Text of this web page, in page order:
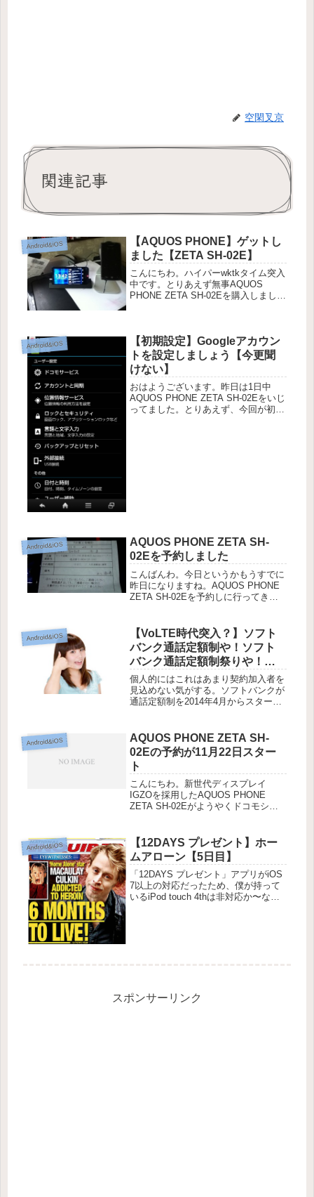
空閑叉京
関連記事
Android&iOS
【AQUOS PHONE】ゲットし
ました【ZETA SH-02E】
こんにちわ。ハイパーwktkタイム突入
中です。とりあえず無事AQUOS
PHONE ZETA SH-02Eを購入しまし
忘れずに応募しましょ...
Android&iOS
【初期設定】Googleアカウン
トを設定しましょう【今更聞
けない】
おはようございます。昨日は1日中
AQUOS PHONE ZETA SH-02Eをいじ
ってました。とりあえず、今回が初ス
Android&iOS
AQUOS PHONE ZETA SH-
02Eを予約しました
こんばんわ。今日というかもうすでに
昨日になりますね。AQUOS PHONE
ZETA SH-02Eを予約しに行ってきま
温度差を肌で感じました。2chなんか
ではすでに11月上...
Android&iOS
【VoLTE時代突入？】ソフト
バンク通話定額制や！ソフト
バンク通話定額制祭りや！！
【果たして流行るのか？】
個人的にはこれはあまり契約加入者を
見込めない気がする。ソフトバンクが
通話定額制を2014年4月からスタート
定額との違いは、同一キャリア間での
通話に限らず、他キャリアへの発信...
Android&iOS
AQUOS PHONE ZETA SH-
02Eの予約が11月22日スター
ト
こんにちわ。新世代ディスプレイ
IGZOを採用したAQUOS PHONE
ZETA SH-02Eがようやくドコモショ
ートしているところも多いようです。
僕もそろそろ予約して...
Android&iOS
【12DAYS プレゼント】ホー
ムアローン【5日目】
「12DAYS プレゼント」アプリがiOS
7以上の対応だったため、僕が持って
いるiPod touch 4thは非対応か〜なん
スポンサーリンク